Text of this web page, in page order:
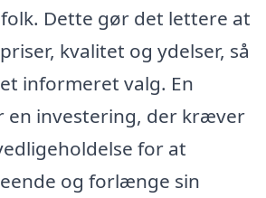
Dette gør det lettere at
kvalitet og ydelser, så
informeret valg. En
investering, der kræver
for at
og forlænge sin